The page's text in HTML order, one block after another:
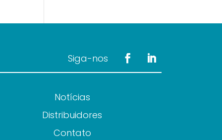
Siga-nos
Notícias
Distribuidores
Contato